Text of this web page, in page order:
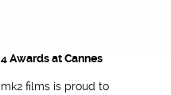
4 Awards at Cannes
mk2 films is proud to